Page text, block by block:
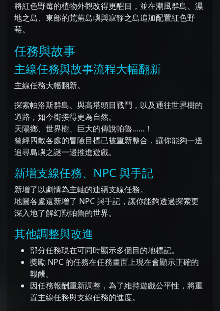
將紅色野莓的植物外觀改得更醒目，並在潮風群島、濕
地之島、東部的荒蕪島嶼與寂靜之島追加配置紅色野
莓。
任務與故事
主線任務與故事流程大幅翻新
主線任務大幅翻新。
探索帕洛斯群島、與高塔頭目戰鬥，以及通往世界樹的
道路，如今銜接得更為自然。
天陽鄉、世界樹、巨大的傳說帕魯……！
曾經四散各處的冒險目標已被重新整合，讓你能夠一邊
追尋島嶼之謎一邊推進遊戲。
新增支線任務、NPC 與手記
新增了以劇情為主軸的連續支線任務。
地圖各處還新增了 NPC 與手記，讓你能夠透過探索更
深入地了解幻獸帕魯的世界。
其他調整與改進
部分任務現在可同時顯示多個目的地標記。
獎勵 NPC 的任務在任務畫面上現在會顯示正確的
報酬。
因任務報酬重新調整，為了維持遊戲公平性，將重
置主線任務與支線任務的進度。